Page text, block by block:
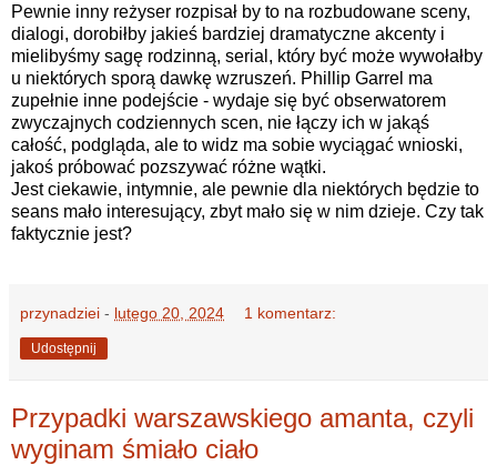
Pewnie inny reżyser rozpisał by to na rozbudowane sceny,
dialogi, dorobiłby jakieś bardziej dramatyczne akcenty i
mielibyśmy sagę rodzinną, serial, który być może wywołałby
u niektórych sporą dawkę wzruszeń. Phillip Garrel ma
zupełnie inne podejście - wydaje się być obserwatorem
zwyczajnych codziennych scen, nie łączy ich w jakąś
całość, podgląda, ale to widz ma sobie wyciągać wnioski,
jakoś próbować pozszywać różne wątki.
Jest ciekawie, intymnie, ale pewnie dla niektórych będzie to
seans mało interesujący, zbyt mało się w nim dzieje. Czy tak
faktycznie jest?
przynadziei - lutego 20, 2024 1 komentarz:
Udostępnij
Przypadki warszawskiego amanta, czyli
wyginam śmiało ciało